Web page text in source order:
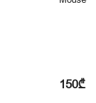
150₾